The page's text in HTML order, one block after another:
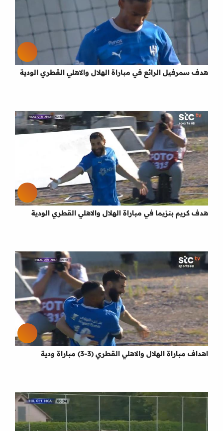
هدف سمرفيل الرائع في مباراة الهلال والاهلي القطري الودية
هدف كريم بنزيما في مباراة الهلال والاهلي القطري الودية
اهداف مباراة الهلال والاهلي القطري (3-3) مباراة ودية